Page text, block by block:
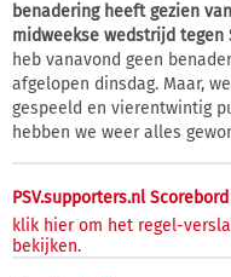
benadering heeft gezien
midweekse wedstrijd tegen
heb vanavond geen
afgelopen dinsdag. Maar,
gespeeld en vierentwintig
hebben we weer alles
PSV.supporters.nl Scorebord
klik hier om het regel-
bekijken.